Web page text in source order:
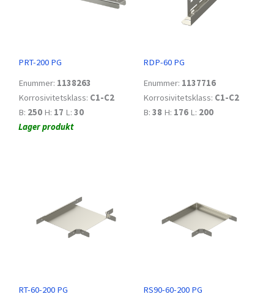
PRT-200 PG
Enummer: 1138263
Korrosivitetsklass: C1-C2
B: 250 H: 17 L: 30
Lager produkt
RDP-60 PG
Enummer: 1137716
Korrosivitetsklass: C1-C2
B: 38 H: 176 L: 200
RT-60-200 PG
RS90-60-200 PG